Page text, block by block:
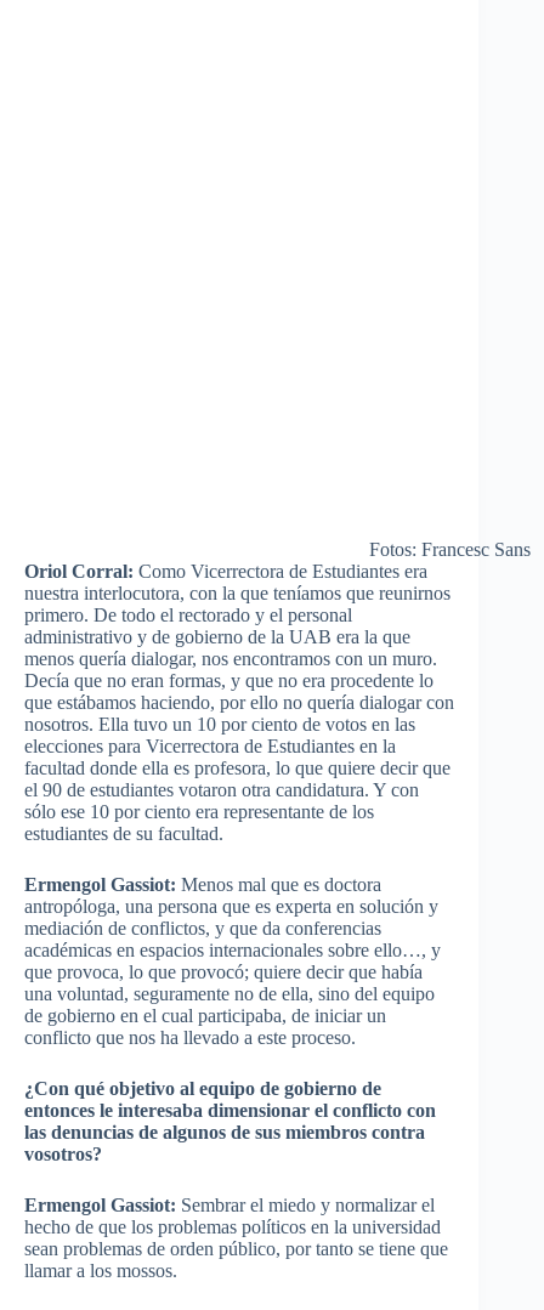
Fotos: Francesc Sans
Oriol Corral: Como Vicerrectora de Estudiantes era
nuestra interlocutora, con la que teníamos que reunirnos
primero. De todo el rectorado y el personal
administrativo y de gobierno de la UAB era la que
menos quería dialogar, nos encontramos con un muro.
Decía que no eran formas, y que no era procedente lo
que estábamos haciendo, por ello no quería dialogar con
nosotros. Ella tuvo un 10 por ciento de votos en las
elecciones para Vicerrectora de Estudiantes en la
facultad donde ella es profesora, lo que quiere decir que
el 90 de estudiantes votaron otra candidatura. Y con
sólo ese 10 por ciento era representante de los
estudiantes de su facultad.
Ermengol Gassiot: Menos mal que es doctora
antropóloga, una persona que es experta en solución y
mediación de conflictos, y que da conferencias
académicas en espacios internacionales sobre ello…, y
que provoca, lo que provocó; quiere decir que había
una voluntad, seguramente no de ella, sino del equipo
de gobierno en el cual participaba, de iniciar un
conflicto que nos ha llevado a este proceso.
¿Con qué objetivo al equipo de gobierno de
entonces le interesaba dimensionar el conflicto con
las denuncias de algunos de sus miembros contra
vosotros?
Ermengol Gassiot: Sembrar el miedo y normalizar el
hecho de que los problemas políticos en la universidad
sean problemas de orden público, por tanto se tiene que
llamar a los mossos.